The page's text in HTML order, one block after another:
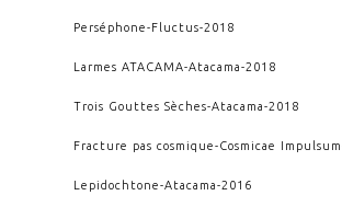
Perséphone- Fluctus-2018
Larmes ATACAMA-Atacama-2018
Trois Gouttes Sèches-Atacama-2018
Fracture pas cosmique-Cosmicae Impulsum
Lepidochtone-Atacama-2016